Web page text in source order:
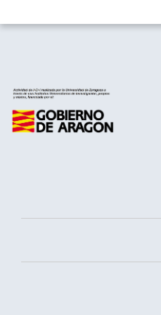
entradas